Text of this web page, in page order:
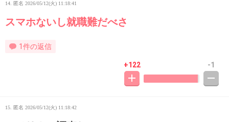
14. 匿名 2026/05/12(火) 11:18:41
スマホないし就職難だべさ
1件の返信
+122 -1
15. 匿名 2026/05/12(火) 11:18:42